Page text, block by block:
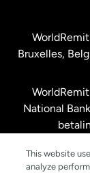
Bruxelles,
National
This website
analyze